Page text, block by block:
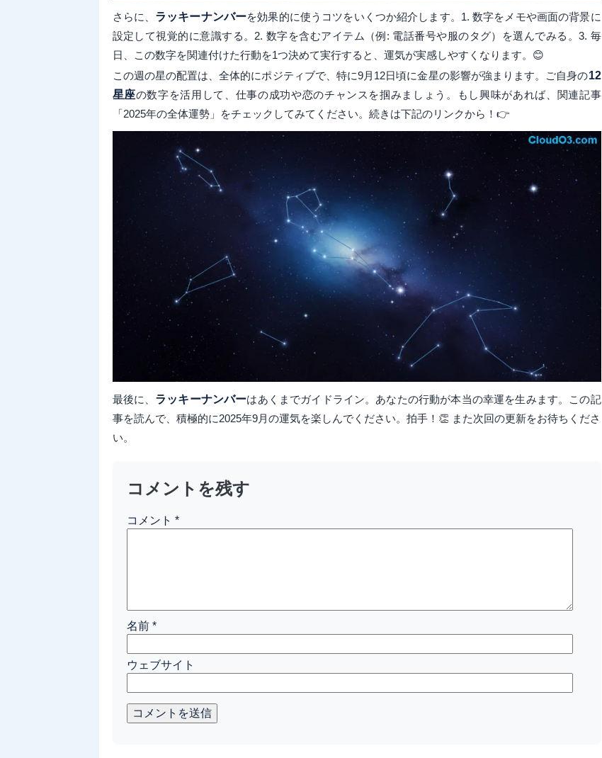
さらに、 ラッキーナンバーを効果的に使うコツをいくつか紹介します。1. 数字をメモや画面の背景に
設定して視覚的に意識する。2. 数字を含むアイテム（例: 電話番号や服のタグ）を選んでみる。3. 毎
日、この数字を関連付けた行動を1つ決めて実行すると、運気が実感しやすくなります。😊
この週の星の配置は、全体的にポジティブで、特に9月12日頃に金星の影響が強まります。ご自身の12
星座の数字を活用して、仕事の成功や恋のチャンスを掴みましょう。もし興味があれば、関連記事
「2025年の全体運勢」をチェックしてみてください。続きは下記のリンクから！👉
最後に、 ラッキーナンバーはあくまでガイドライン。あなたの行動が本当の幸運を生みます。この記
事を読んで、積極的に2025年9月の運気を楽しんでください。拍手！👏 また次回の更新をお待ちくださ
い。
コメントを残す
コメント *
名前 *
ウェブサイト
コメントを送信